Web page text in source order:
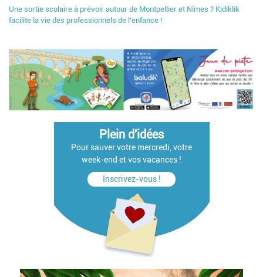
Une sortie scolaire à prévoir autour de Montpellier et Nîmes ? Kidiklik
facilite la vie des professionnels de l'enfance !
Plein d'idées
Pour sauver votre mercredi, votre
week-end et vos vacances !
Inscrivez-vous !